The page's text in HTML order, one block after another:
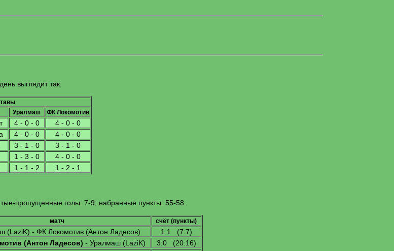
выглядит так:
Уралмаш ФК Локомотив
4 - 0 - 0
4 - 0 - 0
4 - 0 - 0
4 - 0 - 0
3 - 1 - 0
3 - 1 - 0
1 - 3 - 0
4 - 0 - 0
1 - 1 - 2 1 - 2 - 1
пропущенные голы: 7-9; набранные пункты: 55-58.
матч счёт (пункты)
(LaziK) - ФК Локомотив (Антон Ладесов)
1:1 (7:7)
(Антон Ладесов) - Уралмаш (LaziK)
3:0 (20:16)